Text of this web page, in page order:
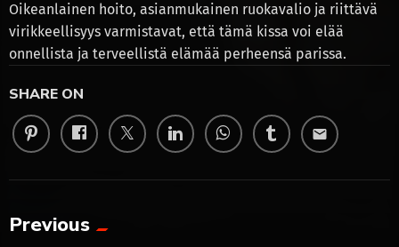
Oikeanlainen hoito, asianmukainen ruokavalio ja riittävä
virikkeellisyys varmistavat, että tämä kissa voi elää
onnellista ja terveellistä elämää perheensä parissa.
SHARE ON
email
Previous